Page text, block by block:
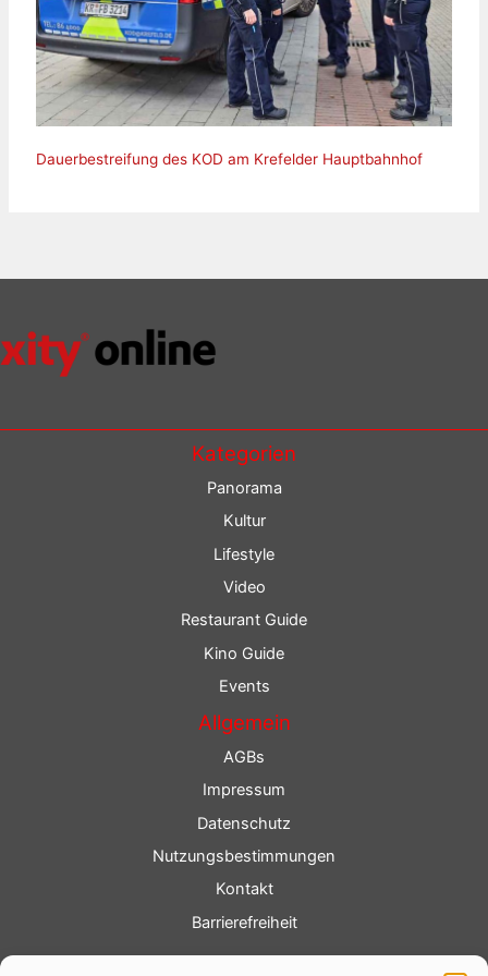
Dauerbestreifung des KOD am Krefelder Hauptbahnhof
Kategorien
Panorama
Kultur
Lifestyle
Video
Restaurant Guide
Kino Guide
Events
Allgemein
AGBs
Impressum
Datenschutz
Nutzungsbestimmungen
Kontakt
Barrierefreiheit